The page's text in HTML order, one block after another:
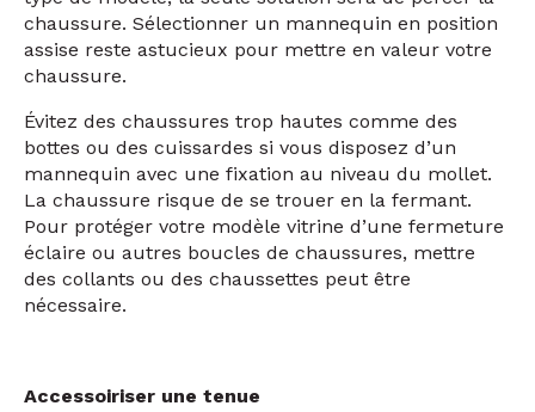
comme une couverture. Si vous ne possédez pas ce
type de modèle, la seule solution sera de percer la
chaussure. Sélectionner un mannequin en position
chaussure.
Évitez des chaussures trop hautes comme des
bottes ou des cuissardes si vous disposez d’un
mannequin avec une fixation au niveau du mollet.
La chaussure risque de se trouer en la fermant.
Pour protéger votre modèle vitrine d’une fermeture
éclaire ou autres boucles de chaussures, mettre